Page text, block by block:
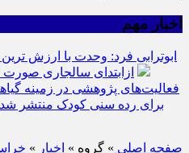
اخبار مهم
ابوترابی فرد: وحدت با ارزش
ازابتدای سالجاری صورت گرفت؛ روکش ۴۴۷
فعالیت‌های پژوهشی در زمینه
برای رده سنی کودک منتشر
صفحه اصلی » گروه » اخبار »